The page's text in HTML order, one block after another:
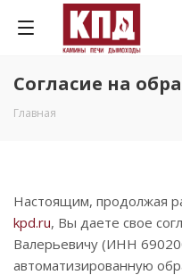
Согласие на
Главная
Настоящим, продолжая
kpd.ru​, Вы даете свое
Валерьевичу (ИНН
автоматизированную